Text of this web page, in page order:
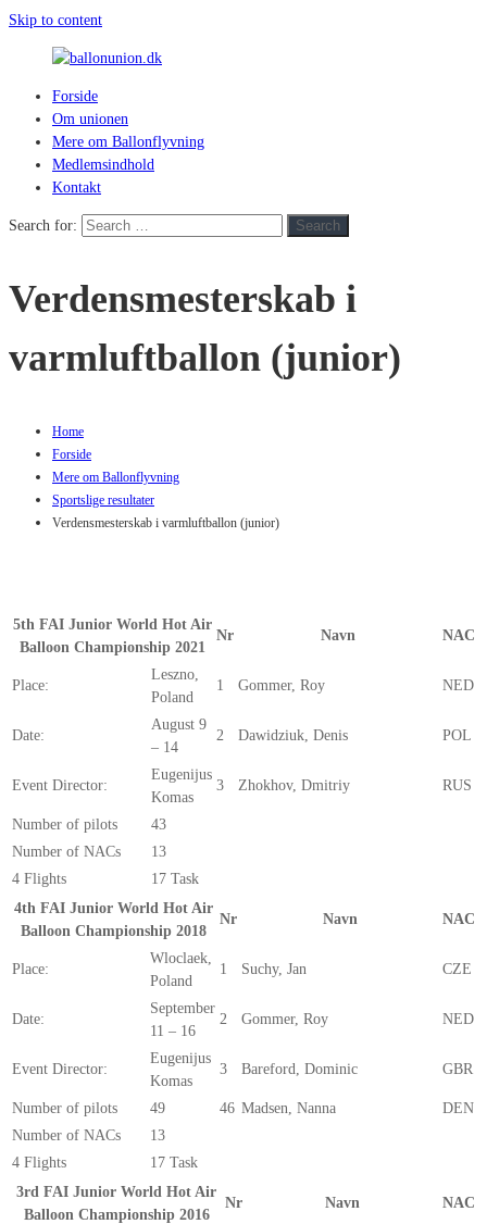
Skip to content
ballonunion.dk
hvad
blæser
Forside
Om unionen
Mere om Ballonflyvning
Medlemsindhold
Kontakt
Search for: Search
Verdensmesterskab i
varmluftballon (junior)
Home
Forside
Mere om Ballonflyvning
Sportslige resultater
Verdensmesterskab i varmluftballon (junior)
5th FAI Junior World Hot Air
Balloon Championship 2021
Nr Navn NAC
Place:
Leszno,
Poland
1 Gommer, Roy NED
Date:
August 9
– 14
2 Dawidziuk, Denis POL
Event Director:
Eugenijus
Komas
3 Zhokhov, Dmitriy RUS
Number of pilots
43
Number of NACs
13
4 Flights
17 Task
4th FAI Junior World Hot Air
Balloon Championship 2018
Nr Navn NAC
Place:
Wloclaek,
Poland
1 Suchy, Jan CZE
Date:
September
11 – 16
2 Gommer, Roy NED
Event Director:
Eugenijus
Komas
3 Bareford, Dominic GBR
Number of pilots 49 46 Madsen, Nanna
DEN
Number of NACs
13
4 Flights
17 Task
3rd FAI Junior World Hot Air
Balloon Championship 2016
Nr Navn NAC